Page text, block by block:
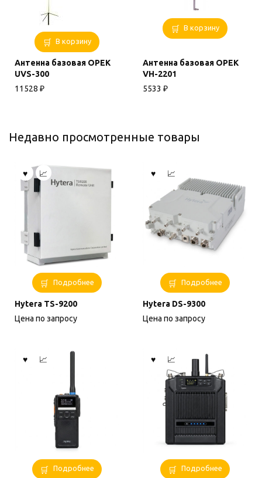
В корзину
Антенна базовая OPEK
UVS-300
11528 ₽
В корзину
Антенна базовая OPEK
VH-2201
5533 ₽
Недавно просмотренные товары
Подробнее
Hytera TS-9200
Цена по запросу
Подробнее
Hytera DS-9300
Цена по запросу
Подробнее Подробнее